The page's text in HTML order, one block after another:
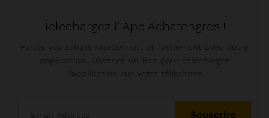
Telechargez l' App Achatengros !